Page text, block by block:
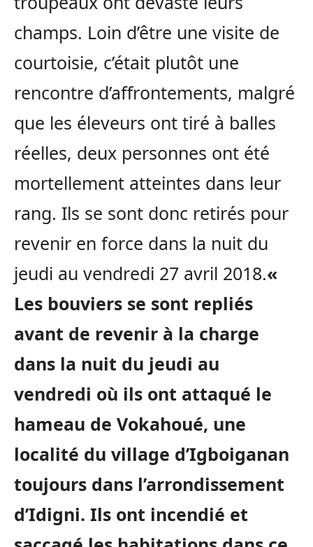
champs. Loin d’être une visite de
courtoisie, c’était plutôt une
rencontre d’affrontements, malgré
que les éleveurs ont tiré à balles
réelles, deux personnes ont été
mortellement atteintes dans leur
rang. Ils se sont donc retirés pour
revenir en force dans la nuit du
jeudi au vendredi 27 avril 2018.«
Les bouviers se sont repliés
avant de revenir à la charge
dans la nuit du jeudi au
vendredi où ils ont attaqué le
hameau de Vokahoué, une
localité du village d’Igboiganan
toujours dans l’arrondissement
d’Idigni. Ils ont incendié et